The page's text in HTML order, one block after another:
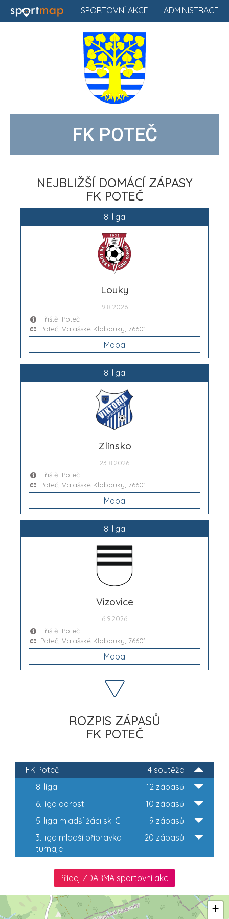
ADMINISTRACE
SPORTOVNÍ AKCE
FK POTEČ
NEJBLIŽŠÍ DOMÁCÍ ZÁPASY
FK POTEČ
8. liga
Louky
9.8.2026
Hřiště: Poteč
Poteč, Valašské Klobouky, 76601
Mapa
8. liga
Zlínsko
23.8.2026
Hřiště: Poteč
Poteč, Valašské Klobouky, 76601
Mapa
8. liga
Vizovice
6.9.2026
Hřiště: Poteč
Poteč, Valašské Klobouky, 76601
Mapa
ROZPIS ZÁPASŮ
FK POTEČ
4 soutěže
FK Poteč
12 zápasů
8. liga
10 zápasů
6. liga dorost
9 zápasů
5. liga mladší žáci sk. C
20 zápasů
3. liga mladší přípravka
turnaje
Přidej ZDARMA sportovní akci
+